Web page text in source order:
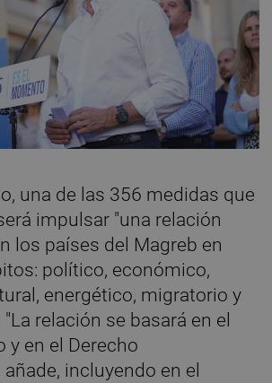
una de las 356 medidas que
impulsar "una relación
los países del Magreb en
político, económico,
energético, migratorio y
relación se basará en el
y en el Derecho
incluyendo en el